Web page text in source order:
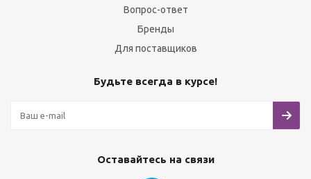
Вопрос-ответ
Бренды
Для поставщиков
Будьте всегда в курсе!
Оставайтесь на связи